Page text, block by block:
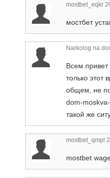
mostbet_eqkr
мостбет
Narkolog na
Всем привет
только этот
общем, не
dom-
такой же
mostbet_qmpl
mostbet